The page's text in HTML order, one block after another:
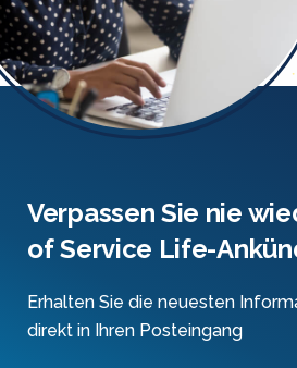
Verpassen Sie nie
of Service Life-
Erhalten Sie die neuesten
direkt in Ihren Posteingang